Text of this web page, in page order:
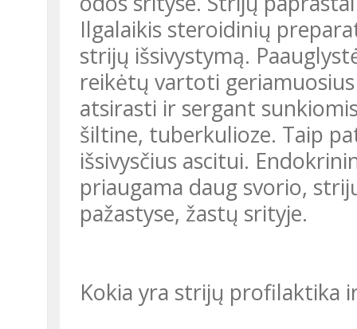
Ilgalaikis steroidinių
strijų išsivystymą.
reikėtų vartoti
atsirasti ir sergant
šiltine, tuberkulioze. Taip
išsivysčius ascitui.
priaugama daug svorio,
pažastyse, žastų srityje.
Kokia yra strijų profilaktika